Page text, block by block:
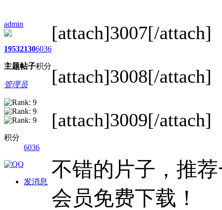
admin
1953
主题
2130
帖子
6036
积分
管理员
积分
6036
发消息
[attach]3007[/attach]
[attach]3008[/attach]
[attach]3009[/attach]
不错的片子，推
会员免费下载！